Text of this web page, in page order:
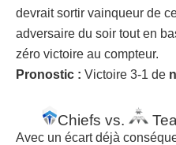
devrait sortir vainqueur de
adversaire du soir tout en
zéro victoire au compteur.
Pronostic : Victoire 3-1 de
Chiefs vs.
Avec un écart déjà